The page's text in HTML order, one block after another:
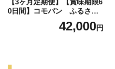
0日間】コモパン ふるさと
クロワッサンセット（計90
個）／災害用備蓄 保存食 非
42,000円